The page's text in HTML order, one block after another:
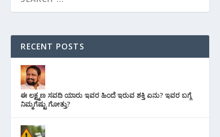
RECENT POSTS
ಈ ಲಕ್ಷ್ಮಣ ಸವದಿ ಯಾರು ಇವರ ಹಿಂದೆ ಇರುವ ಶಕ್ತಿ ಏನು? ಇವರ ಬಗ್ಗೆ
ನಿಮ್ಮಗೆಷ್ಟು ಗೋತ್ತು?